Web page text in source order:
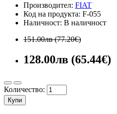
Производител: FIAT
Код на продукта: F-055
Наличност: В наличност
151.00лв (77.20€)
128.00лв (65.44€)
Количество:
Купи